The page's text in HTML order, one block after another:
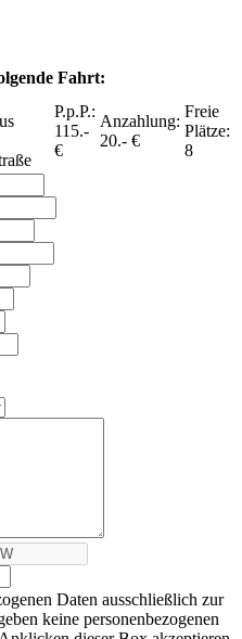
Fahrt:
P.p.P.:
115.-
€
Anzahlung:
20.- €
Freie
Plätze:
8
Daten ausschließlich zur
keine personenbezogenen